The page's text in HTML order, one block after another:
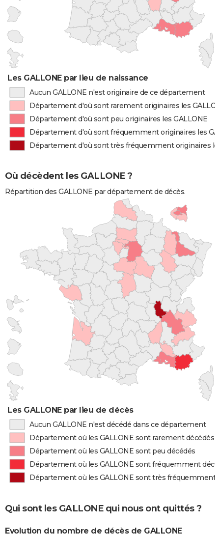
Les GALLONE par lieu de naissance
Aucun GALLONE n'est originaire de ce département
Département d'où sont rarement originaires les
Département d'où sont peu originaires les GALLONE
Département d'où sont fréquemment originaires les
Département d'où sont très fréquemment originaires
Où décèdent les GALLONE ?
Répartition des GALLONE par département de décès.
Les GALLONE par lieu de décès
Aucun GALLONE n'est décédé dans ce département
Département où les GALLONE sont rarement décédés
Département où les GALLONE sont peu décédés
Département où les GALLONE sont fréquemment
Département où les GALLONE sont très fréquemment
Qui sont les GALLONE qui nous ont quittés ?
Evolution du nombre de décès de GALLONE